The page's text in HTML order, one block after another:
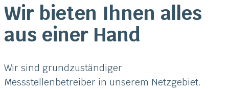
Wir bieten Ihnen alles
aus einer Hand
Wir sind grundzuständiger
Messstellenbetreiber in unserem Netzgebiet.